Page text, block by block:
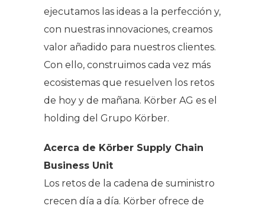
ejecutamos las ideas a la perfección y,
con nuestras innovaciones, creamos
valor añadido para nuestros clientes.
Con ello, construimos cada vez más
ecosistemas que resuelven los retos
de hoy y de mañana. Körber AG es el
holding del Grupo Körber.
Acerca de Körber Supply Chain
Business Unit
Los retos de la cadena de suministro
crecen día a día. Körber ofrece de